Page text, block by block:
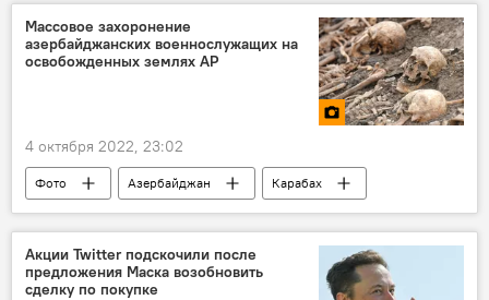
Джейхун Байрамов
Массовое захоронение
азербайджанских военнослужащих на
освобожденных землях АР
4 октября 2022, 23:02
Фото Азербайджан
Карабах
Ходжавенд
массовое захоронение
Военные преступления
Акции Twitter подскочили после
предложения Маска возобновить
сделку по покупке